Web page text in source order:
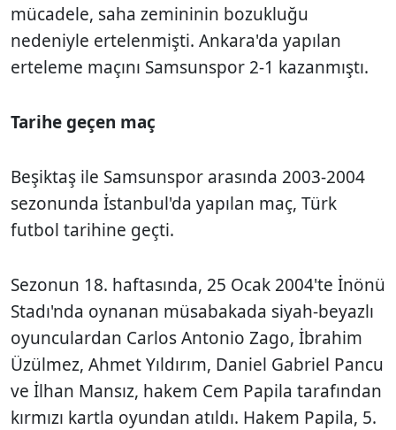
mücadele, saha zemininin bozukluğu
nedeniyle ertelenmişti. Ankara'da yapılan
erteleme maçını Samsunspor 2-1 kazanmıştı.
Tarihe geçen maç
Beşiktaş ile Samsunspor arasında 2003-2004
sezonunda İstanbul'da yapılan maç, Türk
futbol tarihine geçti.
Sezonun 18. haftasında, 25 Ocak 2004'te İnönü
Stadı'nda oynanan müsabakada siyah-beyazlı
oyunculardan Carlos Antonio Zago, İbrahim
Üzülmez, Ahmet Yıldırım, Daniel Gabriel Pancu
ve İlhan Mansız, hakem Cem Papila tarafından
kırmızı kartla oyundan atıldı. Hakem Papila, 5.